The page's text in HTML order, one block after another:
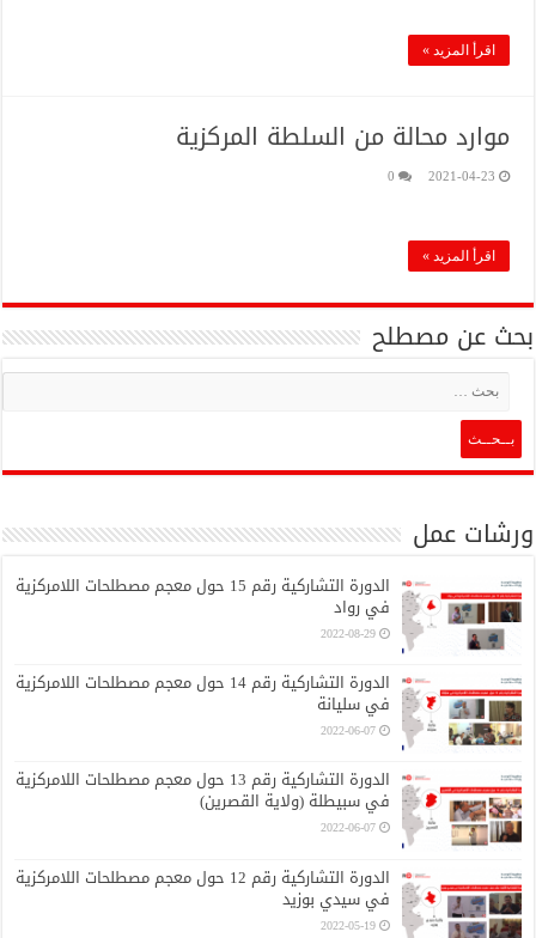
اقرأ المزيد »
موارد محالة من السلطة المركزية
2021-04-23
0
اقرأ المزيد »
بحث عن مصطلح
ورشات عمل
الدورة التشاركية رقم 15 حول معجم مصطلحات اللامركزية
في رواد
2022-08-29
الدورة التشاركية رقم 14 حول معجم مصطلحات اللامركزية
في سليانة
2022-06-07
الدورة التشاركية رقم 13 حول معجم مصطلحات اللامركزية
في سبيطلة (ولاية القصرين)
2022-06-07
الدورة التشاركية رقم 12 حول معجم مصطلحات اللامركزية
في سيدي بوزيد
2022-05-19